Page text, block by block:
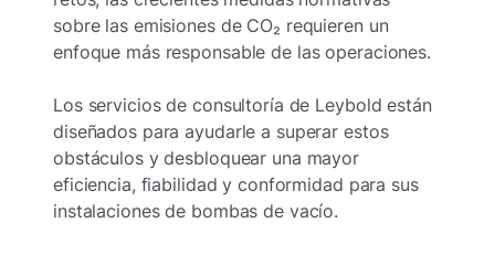
sobre las emisiones de CO₂ requieren un
enfoque más responsable de las operaciones.
Los servicios de consultoría de Leybold están
diseñados para ayudarle a superar estos
obstáculos y desbloquear una mayor
eficiencia, fiabilidad y conformidad para sus
instalaciones de bombas de vacío.